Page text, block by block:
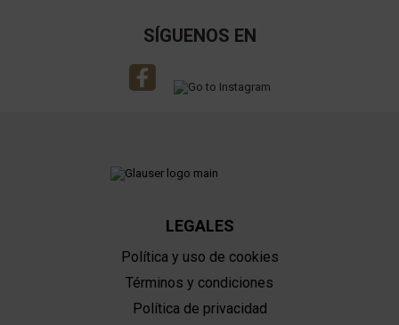
SÍGUENOS EN
LEGALES
Política y uso de cookies
Términos y condiciones
Política de privacidad